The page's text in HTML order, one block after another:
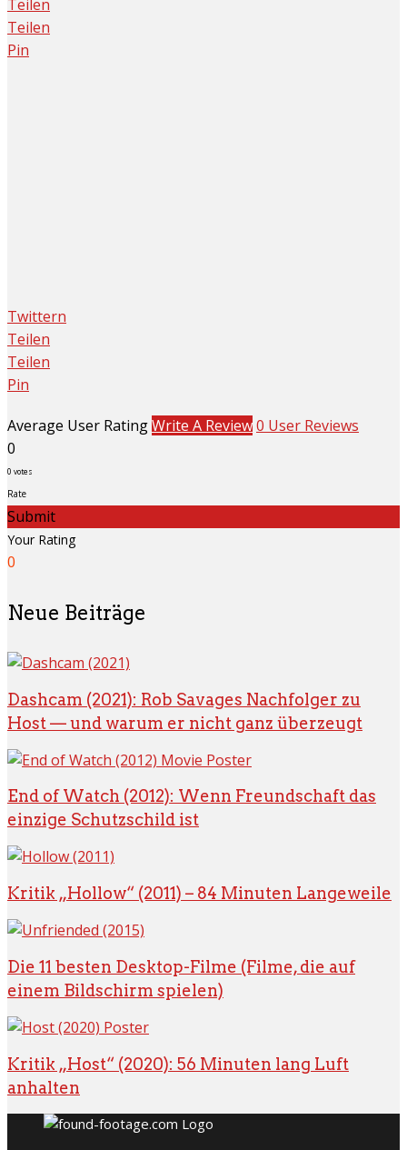
Teilen
Teilen
Pin
Twittern
Teilen
Teilen
Pin
Average User RatingWrite A Review0 User Reviews
0
0 votes
Rate
Submit
Your Rating
0
Neue Beiträge
Dashcam (2021): Rob Savages Nachfolger zu
Host — und warum er nicht ganz überzeugt
End of Watch (2012): Wenn Freundschaft das
einzige Schutzschild ist
Kritik „Hollow“ (2011) – 84 Minuten Langeweile
Die 11 besten Desktop-Filme (Filme, die auf
einem Bildschirm spielen)
Kritik „Host“ (2020): 56 Minuten lang Luft
anhalten